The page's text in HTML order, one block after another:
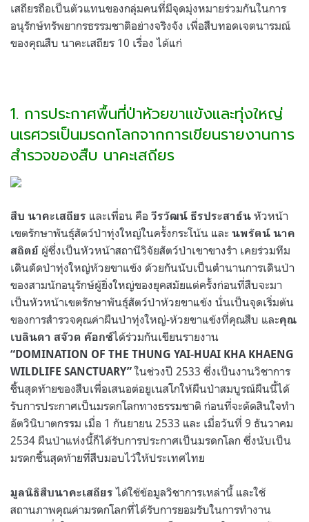
เสถียรถือเป็นตัวแทนของกลุ่มคนที่มีจุดมุ่งหมายร่วมกันในการ
อนุรักษ์ทรัพยากรธรรมชาติอย่างจริงจัง เพื่อสืบทอดเจตนารมณ์
ของคุณสืบ นาคะเสถียร 10 เรื่อง ได้แก่
1. การประกาศพื้นที่ป่าห้วยขาแข้งและทุ่งใหญ่
นเรศวรเป็นมรดกโลกจากการเขียนรายงานการ
สำรวจของสืบ นาคะเสถียร
สืบ นาคะเสถียร และเพื่อน คือ วีรวัฒน์ ธีรประสาธ์น หัวหน้า
เขตรักษาพันธุ์สัตว์ป่าทุ่งใหญ่ในครั้งกระโน้น และ นพรัตน์ นาค
สถิตย์ ผู้ซึ่งเป็นหัวหน้าสถานีวิจัยสัตว์ป่าเขาขางรำ เคยร่วมทีม
เดินตัดป่าทุ่งใหญ่ห้วยขาแข้ง ด้วยกันนับเป็นตำนานการเดินป่า
ของสามนักอนุรักษ์ผู้ยิ่งใหญ่ของยุคสมัยแต่ครั้งก่อนที่สืบจะมา
เป็นหัวหน้าเขตรักษาพันธุ์สัตว์ป่าห้วยขาแข้ง นั่นเป็นจุดเริ่มต้น
ของการสำรวจคุณค่าผืนป่าทุ่งใหญ่-ห้วยขาแข้งที่คุณสืบ และคุณ
เบลินดา สจ๊วต ค๊อกซ์ได้ร่วมกันเขียนรายงาน
“DOMINATION OF THE THUNG YAI-HUAI KHA KHAENG
WILDLIFE SANCTUARY”ในช่วงปี 2533 ซึ่งเป็นงานวิชาการ
ชิ้นสุดท้ายของสืบเพื่อเสนอต่อยูเนสโกให้ผืนป่าสมบูรณ์ผืนนี้ได้
รับการประกาศเป็นมรดกโลกทางธรรมชาติ ก่อนที่จะตัดสินใจทำ
อัตวินิบาตกรรม เมื่อ 1 กันยายน 2533 และ เมื่อวันที่ 9 ธันวาคม
2534 ผืนป่าแห่งนี้ก็ได้รับการประกาศเป็นมรดกโลก ซึ่งนับเป็น
มรดกชิ้นสุดท้ายที่สืบมอบไว้ให้ประเทศไทย
มูลนิธิสืบนาคะเสถียร ได้ใช้ข้อมูลวิชาการเหล่านี้ และใช้
สถานภาพคุณค่ามรดกโลกที่ได้รับการยอมรับในการทำงาน